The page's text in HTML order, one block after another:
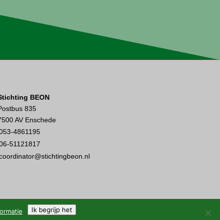
BEON
835
AV Enschede
4861195
51121817
Ik begrijp het